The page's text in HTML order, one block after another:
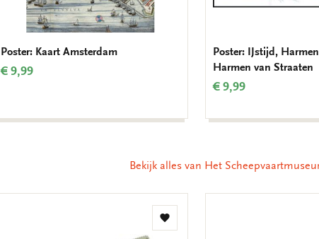
Poster: Kaart Amsterdam
€ 9,99
Poster: IJstijd,
Harmen van Straaten
€ 9,99
Bekijk alles van Het
Toevoegen